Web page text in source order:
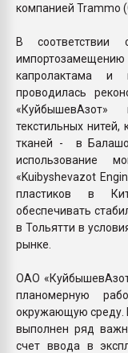
компанией Trammo
В соответствии
капролактама и
проводилась
текстильных нитей,
тканей - в
использование
«Kuibyshevazot
пластиков в
обеспечивать
в Тольятти в
рынке.
ОАО
планомерную
окружающую среду.
выполнен ряд
счет ввода в